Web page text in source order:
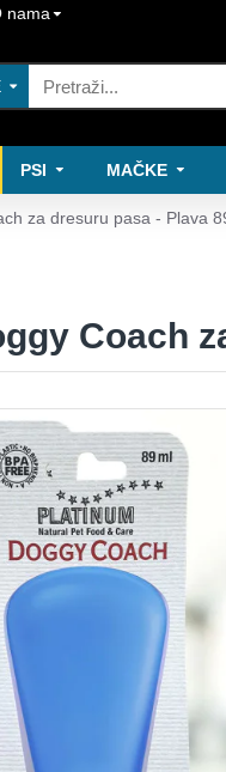
nama
PSI MAČKE
za dresuru pasa - Plava
Coach